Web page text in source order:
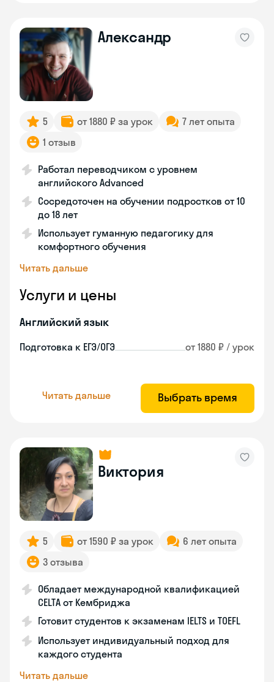
Александр
5 от 1880 ₽ за урок
7 лет опыта
1 отзыв
Работал переводчиком с уровнем
английского Advanced
Сосредоточен на обучении подростков от 10
до 18 лет
Использует гуманную педагогику для
комфортного обучения
Читать дальше
Услуги и цены
Английский язык
Подготовка к ЕГЭ/ОГЭ от 1880 ₽ / урок
Читать дальше Выбрать время
Виктория
5 от 1590 ₽ за урок
6 лет опыта
3 отзыва
Обладает международной квалификацией
CELTA от Кембриджа
Готовит студентов к экзаменам IELTS и TOEFL
Использует индивидуальный подход для
каждого студента
Читать дальше